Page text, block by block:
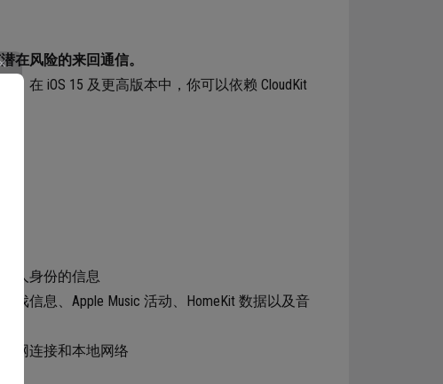
在风险的来回通信。
如，在 iOS 15 及更高版本中，你可以依赖 CloudKit
人身份的信息
信息、Apple Music 活动、HomeKit 数据以及音
网连接和本地网络